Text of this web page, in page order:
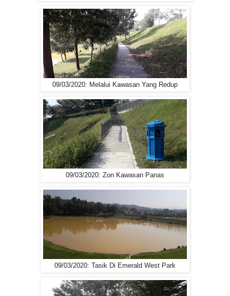
09/03/2020: Melalui Kawasan Yang Redup
09/03/2020: Zon Kawasan Panas
09/03/2020: Tasik Di Emerald West Park